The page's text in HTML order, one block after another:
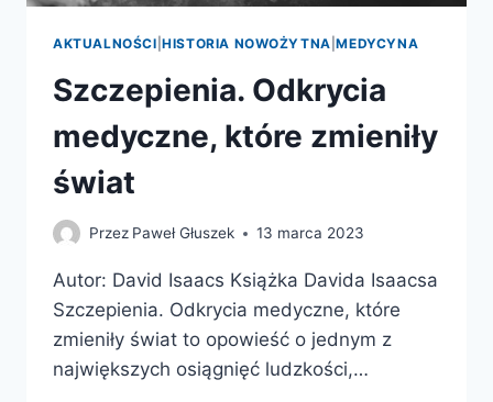
AKTUALNOŚCI |HISTORIA NOWOŻYTNA |MEDYCYNA
Szczepienia. Odkrycia
medyczne, które zmieniły
świat
Przez Paweł Głuszek 13 marca 2023
Autor: David Isaacs Książka Davida Isaacsa
Szczepienia. Odkrycia medyczne, które
zmieniły świat to opowieść o jednym z
największych osiągnięć ludzkości,…